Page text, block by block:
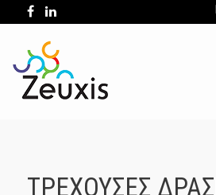
ΤΡΕΧΟΥΣΕΣ